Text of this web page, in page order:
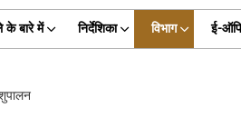
के बारे में निर्देशिका विभाग ई-